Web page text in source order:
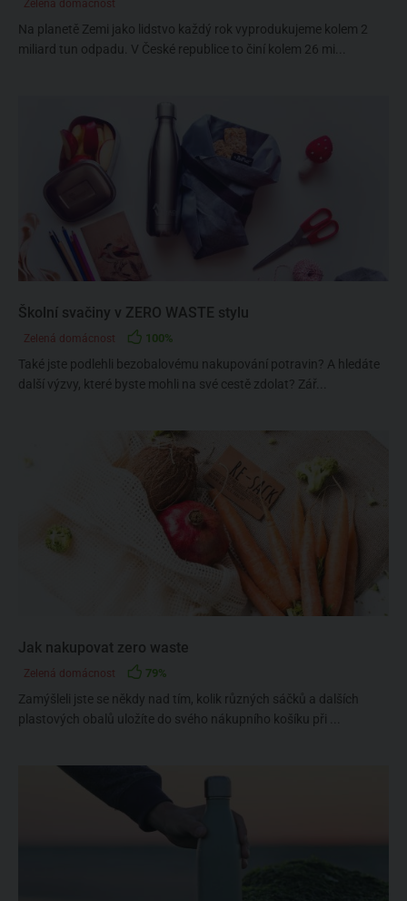
Zelená domácnost
Na planetě Zemi jako lidstvo každý rok vyprodukujeme kolem 2
miliard tun odpadu. V České republice to činí kolem 26 mi...
Školní svačiny v ZERO WASTE stylu
Zelená domácnost 100%
Také jste podlehli bezobalovému nakupování potravin? A hledáte
další výzvy, které byste mohli na své cestě zdolat? Zář...
Jak nakupovat zero waste
Zelená domácnost 79%
Zamýšleli jste se někdy nad tím, kolik různých sáčků a dalších
plastových obalů uložíte do svého nákupního košíku při ...